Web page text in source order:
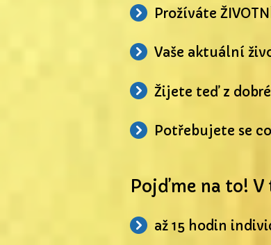
Prožíváte
Vaše aktuální
Žijete teď z
Potřebujete se
Pojďme na to! V
až 15 hodin